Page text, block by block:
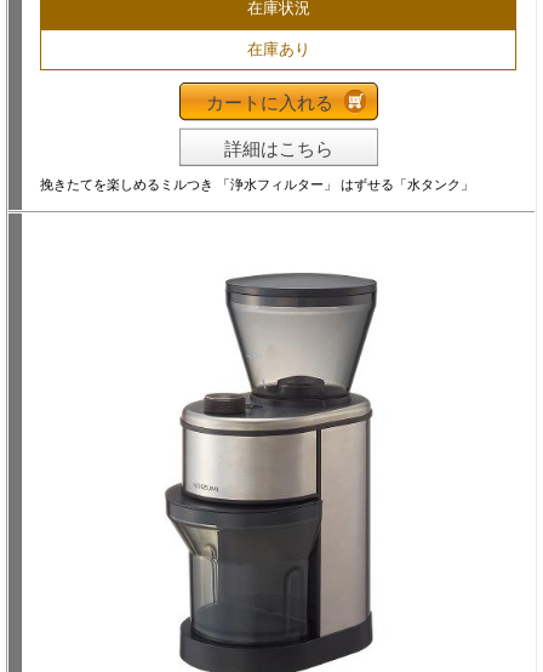
在庫状況
在庫あり
カートに入れる
詳細はこちら
挽きたてを楽しめるミルつき 「浄水フィルター」 はずせる「水タンク」